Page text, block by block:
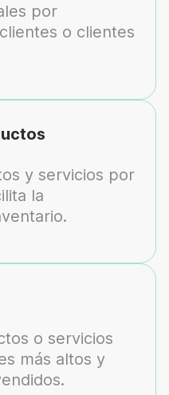
por
o clientes
y servicios por
la
o servicios
más altos y